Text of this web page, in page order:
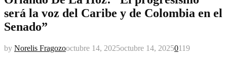
será la voz del Caribe y de Colombia en el
Senado”
by Norelis Fragozooctubre 14, 2025octubre 14, 20250119